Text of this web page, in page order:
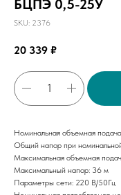
БЦПЭ 0,5-25У
SKU: 2376
20 339 ₽
Номинальная объемная
Общий напор при
Максимальная объемная
Максимальный напор: 36 м
Параметры сети: 220 В/50Гц